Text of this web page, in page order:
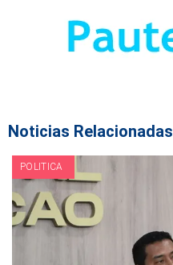
Noticias Relacionadas
POLITICA